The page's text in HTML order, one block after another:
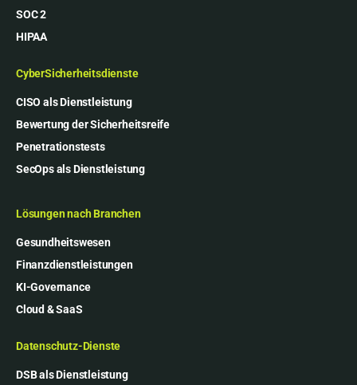
SOC 2
HIPAA
CyberSicherheitsdienste
CISO als Dienstleistung
Bewertung der Sicherheitsreife
Penetrationstests
SecOps als Dienstleistung
Lösungen nach Branchen
Gesundheitswesen
Finanzdienstleistungen
KI-Governance
Cloud & SaaS
Datenschutz-Dienste
DSB als Dienstleistung